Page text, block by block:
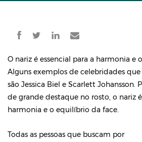
O nariz é essencial para a harmonia e
Alguns exemplos de celebridades
são Jessica Biel e Scarlett Johansson.
de grande destaque no rosto, o nariz
harmonia e o equilíbrio da face.
Todas as pessoas que buscam por